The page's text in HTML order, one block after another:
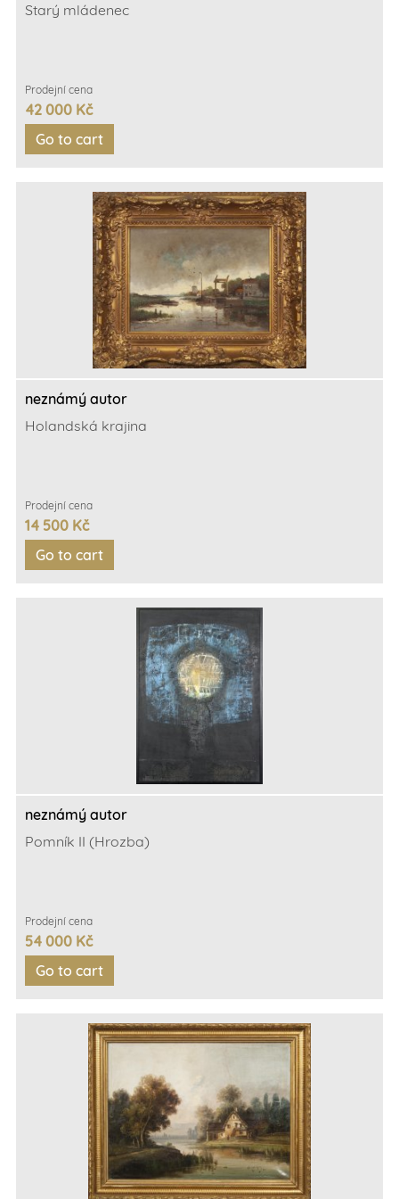
Starý mládenec
Prodejní cena
42 000 Kč
neznámý autor
Holandská krajina
Prodejní cena
14 500 Kč
neznámý autor
Pomník II (Hrozba)
Prodejní cena
54 000 Kč